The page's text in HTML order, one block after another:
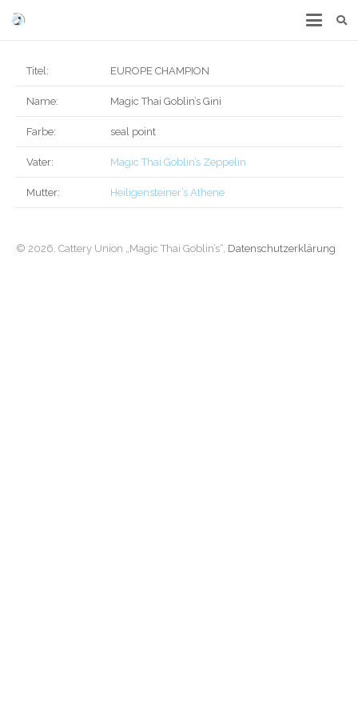
Titel: EUROPE CHAMPION
Name: Magic Thai Goblin’s Gini
Farbe: seal point
Vater: Magic Thai Goblin’s Zeppelin
Mutter: Heiligensteiner’s Athene
© 2026. Cattery Union „Magic Thai Goblin’s“, Datenschutzerklärung